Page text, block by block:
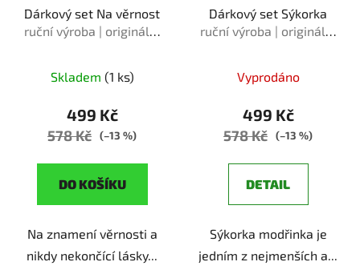
Dárkový set Na věrnost
ruční výroba | originální
Skladem (1 ks)
499 Kč
578 Kč (–13 %)
DO KOŠÍKU
Na znamení věrnosti a
nikdy nekončící lásky...
Dárkový set Sýkorka
ruční výroba | originální
Vyprodáno
499 Kč
578 Kč (–13 %)
DETAIL
Sýkorka modřinka je
jedním z nejmenších a...